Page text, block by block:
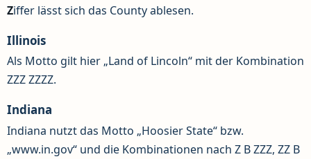
Ziffer lässt sich das County ablesen.
Illinois
Als Motto gilt hier „Land of Lincoln“ mit der Kombination
ZZZ ZZZZ.
Indiana
Indiana nutzt das Motto „Hoosier State“ bzw.
„www.in.gov“ und die Kombinationen nach Z B ZZZ, ZZ B